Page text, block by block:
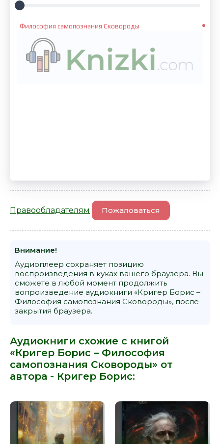
Философия самопознания Сковороды
Правообладателям Пожаловаться
Внимание!
Аудиоплеер сохраняет позицию
воспроизведения в куках вашего браузера. Вы
сможете в любой момент продолжить
вопроизведение аудиокниги «Кригер Борис –
Философия самопознания Сковороды», после
закрытия браузера.
Аудиокниги схожие с книгой
«Кригер Борис – Философия
самопознания Сковороды» от
автора - Кригер Борис: